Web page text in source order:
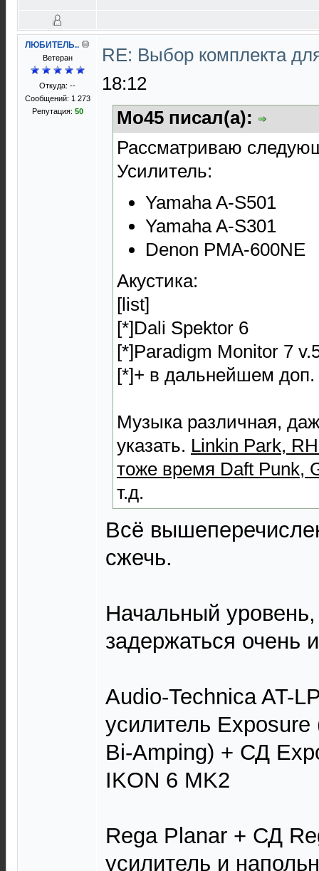
ЛЮБИТЕЛЬ..
Ветеран
Откуда: --
Сообщений: 1 273
Репутация: 50
RE: Выбор комплекта
18:12
Mo45 писал(а):
Рассматриваю
Усилитель:
Yamaha A-S501
Yamaha A-S301
Denon PMA-600NE
Акустика:
[list]
[*]Dali Spektor 6
[*]Paradigm Monitor 7
[*]+ в дальнейшем доп.
Музыка различная,
указать. Linkin Park,
тоже время Daft Punk,
т.д.
Всё
сжечь.
Начальный
задержаться очень
Audio-Technica AT-
усилитель
Bi-Аmping) + СД
IKON 6 MK2
Rega Planar + СД
усилитель и